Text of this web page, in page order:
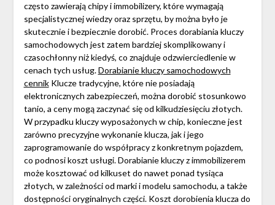
często zawierają chipy i immobilizery, które wymagają
specjalistycznej wiedzy oraz sprzętu, by można było je
skutecznie i bezpiecznie dorobić. Proces dorabiania kluczy
samochodowych jest zatem bardziej skomplikowany i
czasochłonny niż kiedyś, co znajduje odzwierciedlenie w
cenach tych usług.Dorabianie kluczy samochodowych
cennikKlucze tradycyjne, które nie posiadają
elektronicznych zabezpieczeń, można dorobić stosunkowo
tanio, a ceny mogą zaczynać się od kilkudziesięciu złotych.
W przypadku kluczy wyposażonych w chip, konieczne jest
zarówno precyzyjne wykonanie klucza, jak i jego
zaprogramowanie do współpracy z konkretnym pojazdem,
co podnosi koszt usługi. Dorabianie kluczy z immobilizerem
może kosztować od kilkuset do nawet ponad tysiąca
złotych, w zależności od marki i modelu samochodu, a także
dostępności oryginalnych części. Koszt dorobienia klucza do